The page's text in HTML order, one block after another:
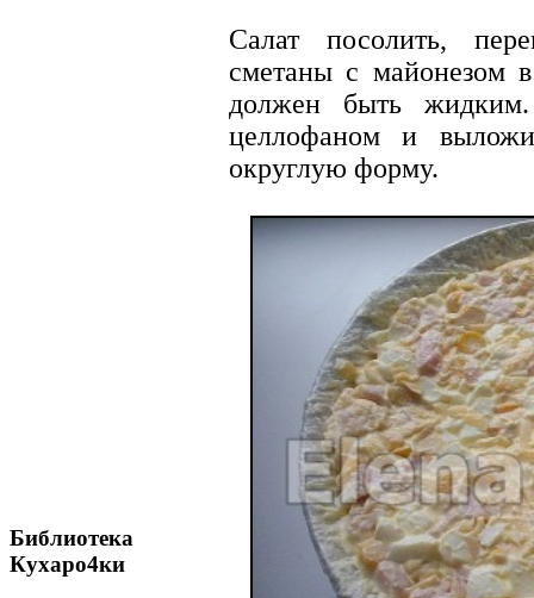
Библиотека
Кухаро4ки
Салат посолить,
сметаны с майонезом
должен быть жидким.
целлофаном и
округлую форму.